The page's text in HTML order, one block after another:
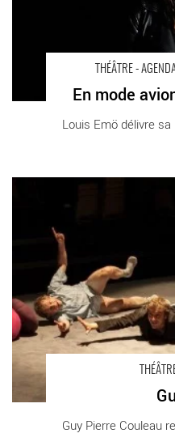
THÉÂTRE -
En mode
Louis Emö délivre